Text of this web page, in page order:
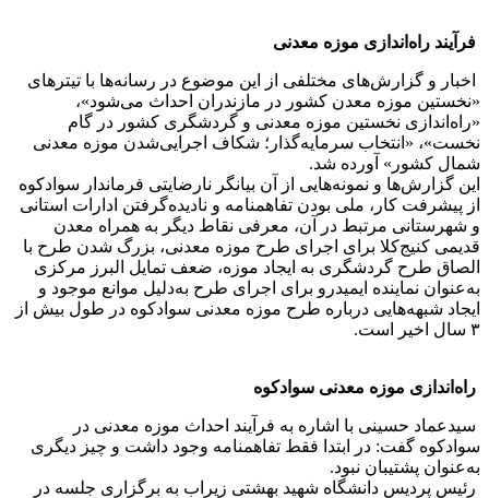
فرآیند راه‌اندازی موزه معدنی
اخبار و گزارش‌های مختلفی از این موضوع در رسانه‌ها با تیترهای
«نخستین موزه معدن کشور در مازندران احداث می‌شود»،
«راه‌اندازی نخستین موزه معدنی و گردشگری کشور در گام
نخست»، «انتخاب سرمایه‌گذار؛ شکاف اجرایی‌شدن موزه معدنی
شمال کشور» آورده شد.
این گزارش‌ها و نمونه‌هایی از آن بیانگر نارضایتی فرماندار سوادکوه
از پیشرفت کار، ملی بودن تفاهمنامه و نادیده‌گرفتن ادارات استانی
و شهرستانی مرتبط در آن، معرفی نقاط دیگر به همراه معدن
قدیمی کنیج‌کلا برای اجرای طرح موزه معدنی، بزرگ شدن طرح با
الصاق طرح گردشگری به ایجاد موزه، ضعف تمایل البرز مرکزی
به‌عنوان نماینده ایمیدرو برای اجرای طرح به‌دلیل موانع موجود و
ایجاد شبهه‌هایی درباره طرح موزه معدنی سوادکوه در طول بیش از
۳ سال اخیر است.
راه‌اندازی موزه معدنی سوادکوه
سیدعماد حسینی با اشاره به فرآیند احداث موزه معدنی در
سوادکوه گفت: در ابتدا فقط تفاهمنامه وجود داشت و چیز دیگری
به‌عنوان پشتیبان نبود.
رئیس پردیس دانشگاه شهید بهشتی زیراب به برگزاری جلسه در